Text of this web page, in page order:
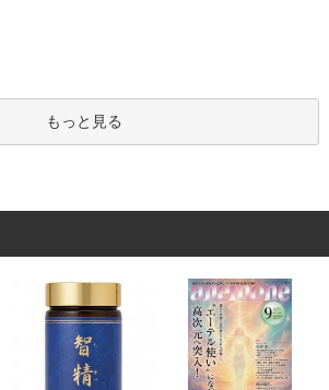
もっと見る